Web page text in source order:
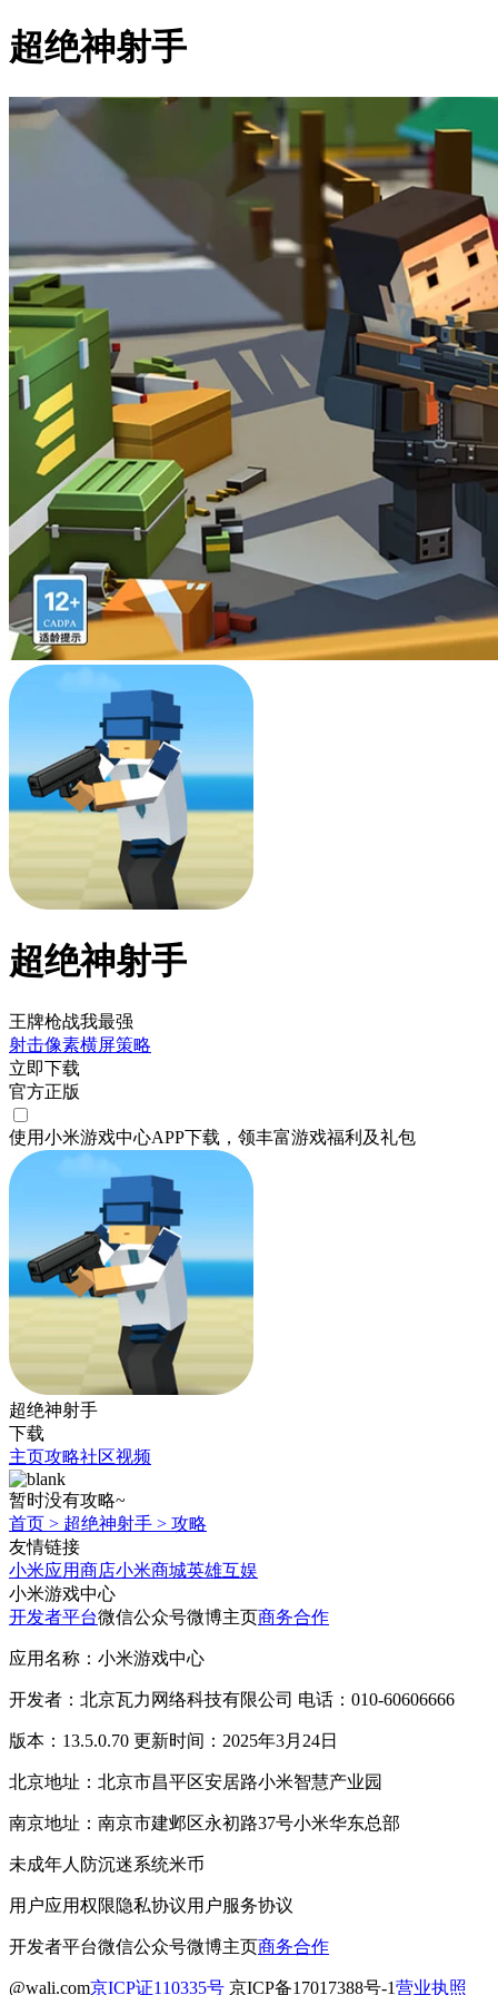
超绝神射手
超绝神射手
王牌枪战我最强
射击像素横屏策略
立即下载
官方正版
使用小米游戏中心APP下载 ，领丰富游戏福利 及礼包
超绝神射手
下载
主页攻略社区视频
暂时没有攻略~
首页 > 超绝神射手 > 攻略
友情链接
小米应用商店小米商城英雄互娱
小米游戏中心
开发者平台微信公众号微博主页商务合作
应用名称：小米游戏中心
开发者：北京瓦力网络科技有限公司 电话：010-60606666
版本：13.5.0.70 更新时间：2025年3月24日
北京地址：北京市昌平区安居路小米智慧产业园
南京地址：南京市建邺区永初路37号小米华东总部
未成年人防沉迷系统米币
用户应用权限隐私协议用户服务协议
开发者平台微信公众号微博主页商务合作
@wali.com京ICP证110335号 京ICP备17017388号-1营业执照